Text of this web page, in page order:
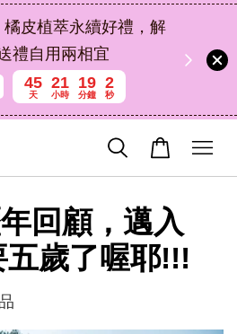
皮植萃永續好禮，解
禮自用兩相宜
45
天
21
小時
19
分鐘
1
秒
回顧，邁入
歲了喔耶!!!